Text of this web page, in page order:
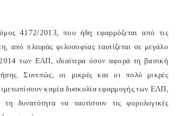
4172/2013, που ήδη εφαρμόζεται από τις
από πλευράς φιλοσοφίας ταυτίζεται σε μεγάλο
των ΕΛΠ, ιδιαίτερα όσον αφορά τη βασική
Συνεπώς, οι μικρές και οι πολύ μικρές
καμία δυσκολία εφαρμογής των ΕΛΠ,
δυνατότητα να ταυτίσουν τις φορολογικές